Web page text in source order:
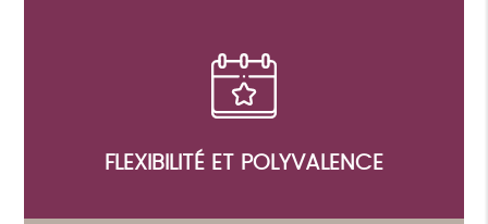
FLEXIBILITÉ ET POLYVALENCE